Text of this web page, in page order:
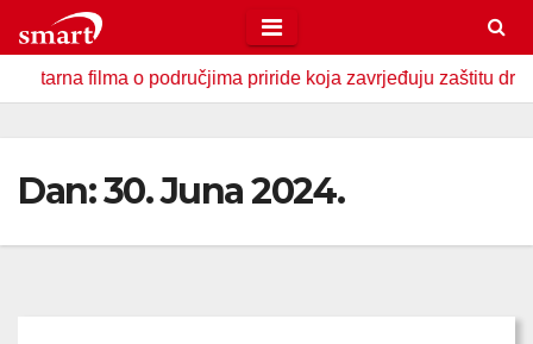
to
content
filma o područjima priride koja zavrjeđuju zaštitu države
Dan:30. Juna 2024.